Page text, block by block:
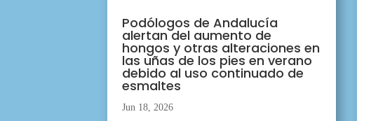
Podólogos de Andalucía
alertan del aumento de
hongos y otras alteraciones en
las uñas de los pies en verano
debido al uso continuado de
esmaltes
Jun 18, 2026